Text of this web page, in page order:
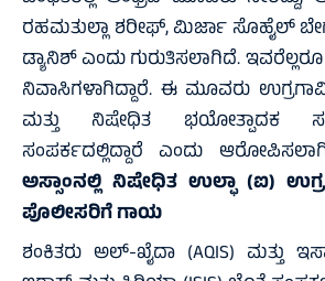
ರಹಮತುಲ್ಲಾ ಶರೀಫ್, ಮಿರ್ಜಾ ಸೊಹೈಲ್
ಡ್ಯಾನಿಶ್ ಎಂದು ಗುರುತಿಸಲಾಗಿದೆ.
ನಿವಾಸಿಗಳಾಗಿದ್ದಾರೆ. ಈ ಮೂವರು
ಮತ್ತು ನಿಷೇಧಿತ ಭಯೋತ್ಪಾದಕ
ಸಂಪರ್ಕದಲ್ಲಿದ್ದಾರೆ ಎಂದು
ಅಸ್ಸಾಂನಲ್ಲಿ ನಿಷೇಧಿತ ಉಲ್ಫಾ (ಐ)
ಪೊಲೀಸರಿಗೆ ಗಾಯ
ಶಂಕಿತರು ಅಲ್-ಖೈದಾ (AQIS) ಮತ್ತು